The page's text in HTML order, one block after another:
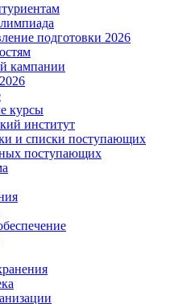
подготовки 2026
кампании
курсы
институт
и списки поступающих
поступающих